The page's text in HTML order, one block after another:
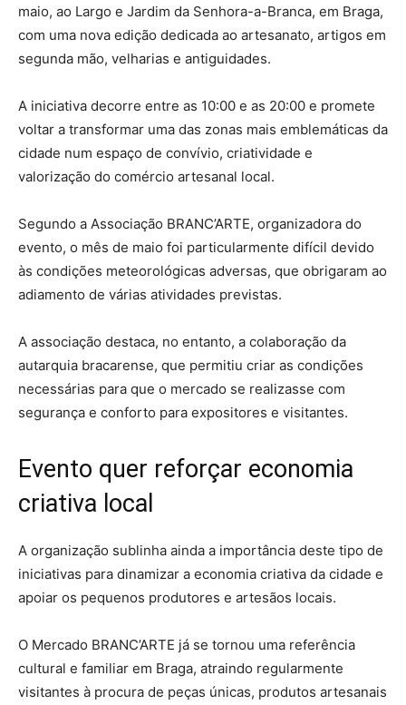
maio, ao Largo e Jardim da Senhora-a-Branca, em Braga,
com uma nova edição dedicada ao artesanato, artigos em
segunda mão, velharias e antiguidades.
A iniciativa decorre entre as 10:00 e as 20:00 e promete
voltar a transformar uma das zonas mais emblemáticas da
cidade num espaço de convívio, criatividade e
valorização do comércio artesanal local.
Segundo a Associação BRANC’ARTE, organizadora do
evento, o mês de maio foi particularmente difícil devido
às condições meteorológicas adversas, que obrigaram ao
adiamento de várias atividades previstas.
A associação destaca, no entanto, a colaboração da
autarquia bracarense, que permitiu criar as condições
necessárias para que o mercado se realizasse com
segurança e conforto para expositores e visitantes.
Evento quer reforçar economia
criativa local
A organização sublinha ainda a importância deste tipo de
iniciativas para dinamizar a economia criativa da cidade e
apoiar os pequenos produtores e artesãos locais.
O Mercado BRANC’ARTE já se tornou uma referência
cultural e familiar em Braga, atraindo regularmente
visitantes à procura de peças únicas, produtos artesanais